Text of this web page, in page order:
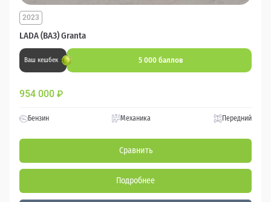
LADA (ВАЗ) Granta
2023
Ваш кешбек 5 000 баллов
954 000 ₽
Бензин Механика Передний
Сравнить
Подробнее